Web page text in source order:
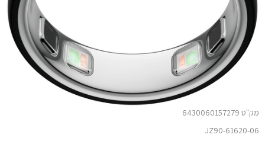
מק"ט 6430060157279
JZ90-61620-06